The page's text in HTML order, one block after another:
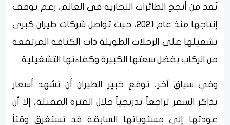
تُعد من أنجح الطائرات التجارية في العالم، رغم توقف
إنتاجها منذ عام 2021، حيث تواصل شركات طيران كبرى
تشغيلها على الرحلات الطويلة ذات الكثافة المرتفعة
من الركاب بفضل سعتها الكبيرة وكفاءتها التشغيلية.
وفي سياق آخر، توقع خبير الطيران أن تشهد أسعار
تذاكر السفر تراجعاً تدريجياً خلال الفترة المقبلة، إلا أن
عودتها إلى مستوياتها السابقة قد تستغرق وقتاً